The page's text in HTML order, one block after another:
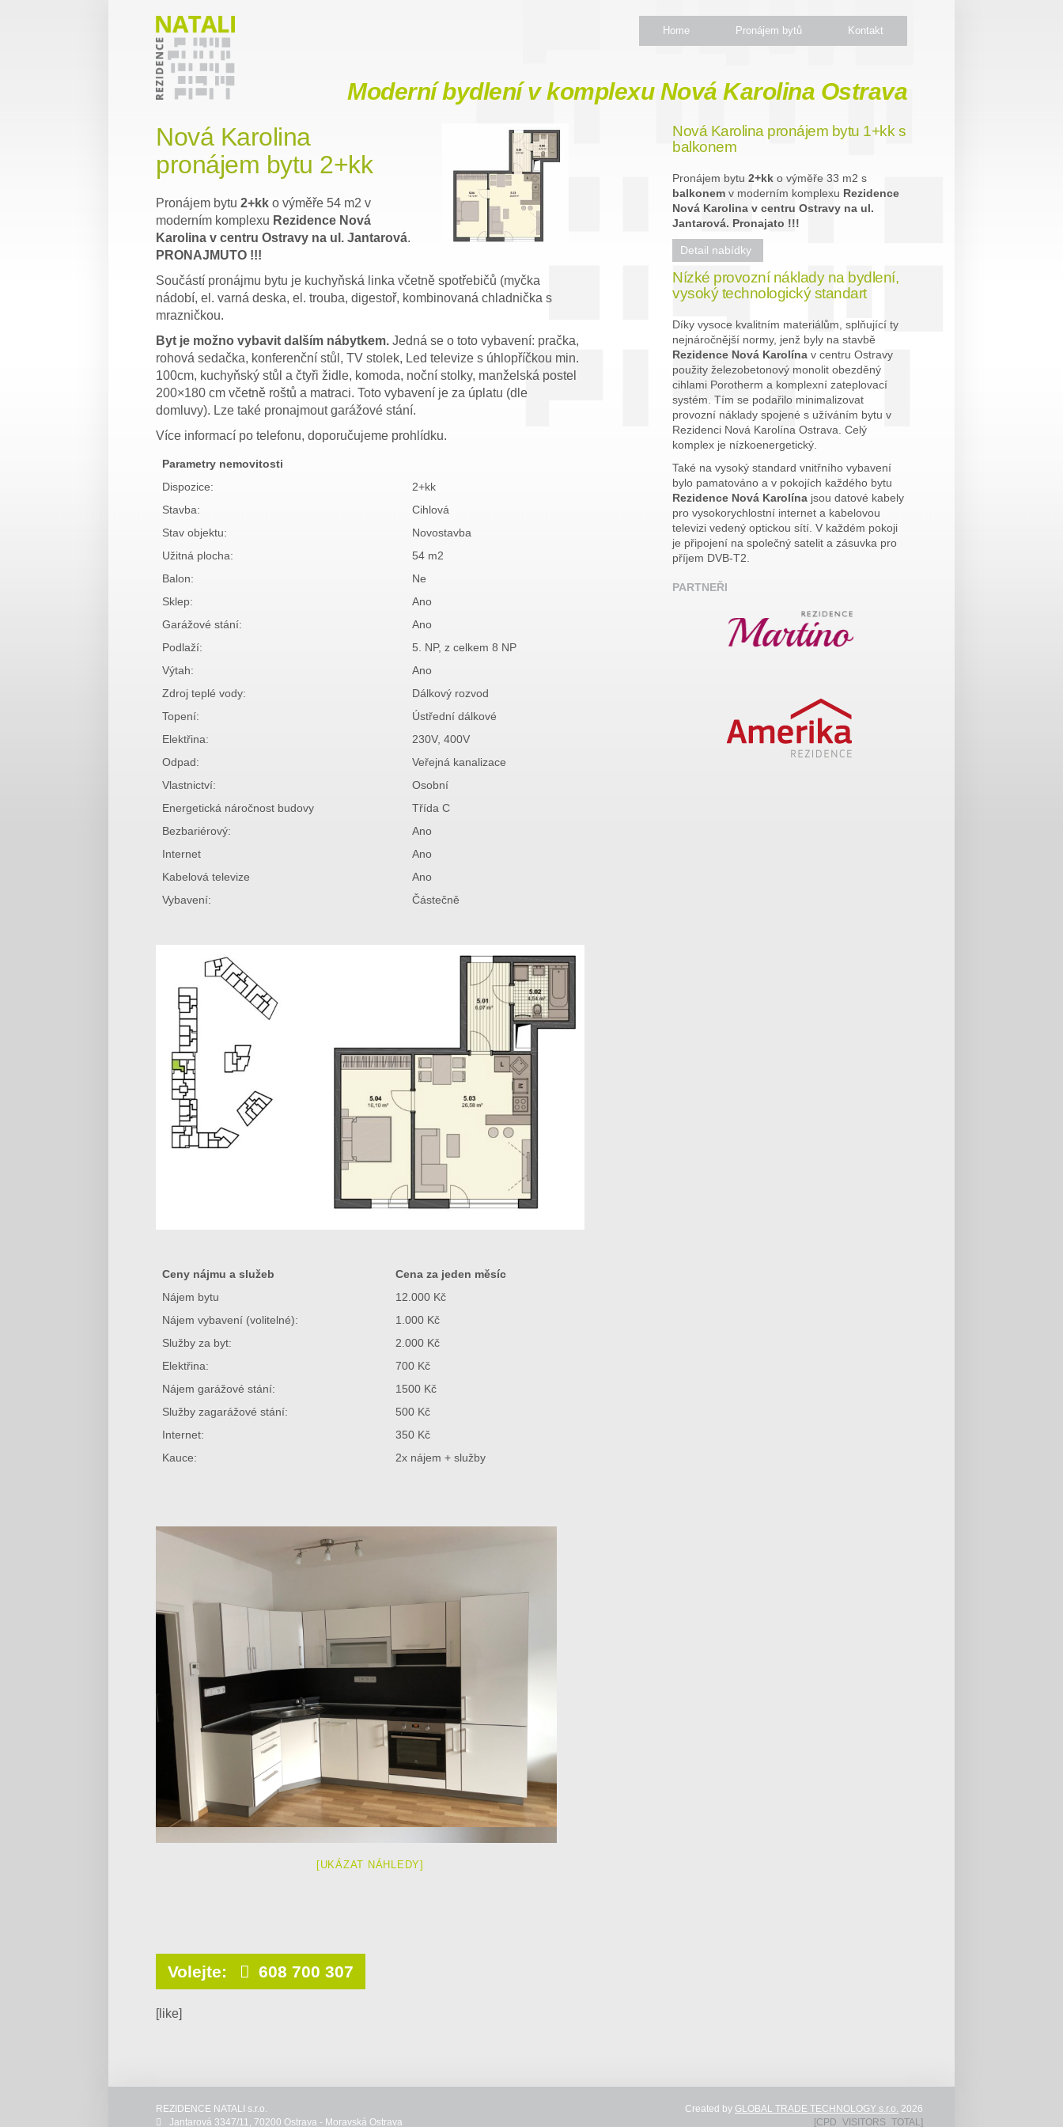
Home Pronájem bytů Kontakt
Moderní bydlení v komplexu Nová Karolina Ostrava
Nová Karolina
pronájem bytu 2+kk
Pronájem bytu 2+kk o výměře 54 m2 v
moderním komplexu Rezidence Nová
Karolina v centru Ostravy na ul. Jantarová.
PRONAJMUTO !!!
Součástí pronájmu bytu je kuchyňská linka včetně spotřebičů (myčka
nádobí, el. varná deska, el. trouba, digestoř, kombinovaná chladnička s
mrazničkou.
Byt je možno vybavit dalším nábytkem. Jedná se o toto vybavení: pračka,
rohová sedačka, konferenční stůl, TV stolek, Led televize s úhlopříčkou min.
100cm, kuchyňský stůl a čtyři židle, komoda, noční stolky, manželská postel
200×180 cm včetně roštů a matraci. Toto vybavení je za úplatu (dle
domluvy). Lze také pronajmout garážové stání.
Více informací po telefonu, doporučujeme prohlídku.
Parametry nemovitosti
Dispozice:
2+kk
Stavba:
Cihlová
Stav objektu:
Novostavba
Užitná plocha:
54 m2
Balon:
Ne
Sklep:
Ano
Garážové stání:
Ano
Podlaží:
5. NP, z celkem 8 NP
Výtah:
Ano
Zdroj teplé vody:
Dálkový rozvod
Topení:
Ústřední dálkové
Elektřina:
230V, 400V
Odpad:
Veřejná kanalizace
Vlastnictví:
Osobní
Energetická náročnost budovy
Třída C
Bezbariérový:
Ano
Internet
Ano
Kabelová televize
Ano
Vybavení:
Částečně
Ceny nájmu a služeb
Cena za jeden měsíc
Nájem bytu
12.000 Kč
Nájem vybavení (volitelné):
1.000 Kč
Služby za byt:
2.000 Kč
Elektřina:
700 Kč
Nájem garážové stání:
1500 Kč
Služby zagarážové stání:
500 Kč
Internet:
350 Kč
Kauce:
2x nájem + služby
[UKÁZAT NÁHLEDY]
Volejte: 608 700 307
[like]
Nová Karolina pronájem bytu 1+kk s
balkonem
Pronájem bytu2+kk o výměře 33 m2 s
balkonem v moderním komplexu Rezidence
Nová Karolina v centru Ostravy na ul.
Jantarová. Pronajato !!!
Detail nabídky
Nízké provozní náklady na bydlení,
vysoký technologický standart
Díky vysoce kvalitním materiálům, splňující ty
nejnáročnější normy, jenž byly na stavbě
Rezidence Nová Karolína v centru Ostravy
použity železobetonový monolit obezděný
cihlami Porotherm a komplexní zateplovací
systém. Tím se podařilo minimalizovat
provozní náklady spojené s užíváním bytu v
Rezidenci Nová Karolína Ostrava. Celý
komplex je nízkoenergetický.
Také na vysoký standard vnitřního vybavení
bylo pamatováno a v pokojích každého bytu
Rezidence Nová Karolína jsou datové kabely
pro vysokorychlostní internet a kabelovou
televizi vedený optickou sítí. V každém pokoji
je připojení na společný satelit a zásuvka pro
příjem DVB-T2.
PARTNEŘI
Created by GLOBAL TRADE TECHNOLOGY s.r.o. 2026
[CPD_VISITORS_TOTAL]
REZIDENCE NATALI s.r.o.
Jantarová 3347/11, 70200 Ostrava - Moravská Ostrava